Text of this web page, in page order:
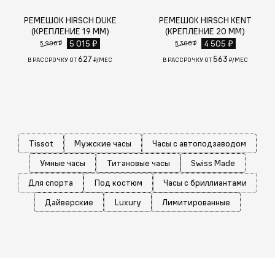
РЕМЕШОК HIRSCH DUKE
(КРЕПЛЕНИЕ 19 ММ)
5 900 ₽ 5 015 ₽
В РАССРОЧКУ ОТ627 ₽/МЕС
РЕМЕШОК HIRSCH KENT
(КРЕПЛЕНИЕ 20 ММ)
5 300 ₽ 4 505 ₽
В РАССРОЧКУ ОТ563 ₽/МЕС
Tissot Мужские часы
Часы с автоподзаводом
Умные часы
Титановые часы
Swiss Made
Для спорта
Под костюм
Часы с бриллиантами
Дайверские
Luxury Лимитированные